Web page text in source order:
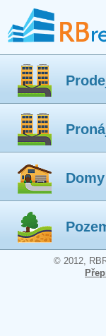
Domy
© 2012,